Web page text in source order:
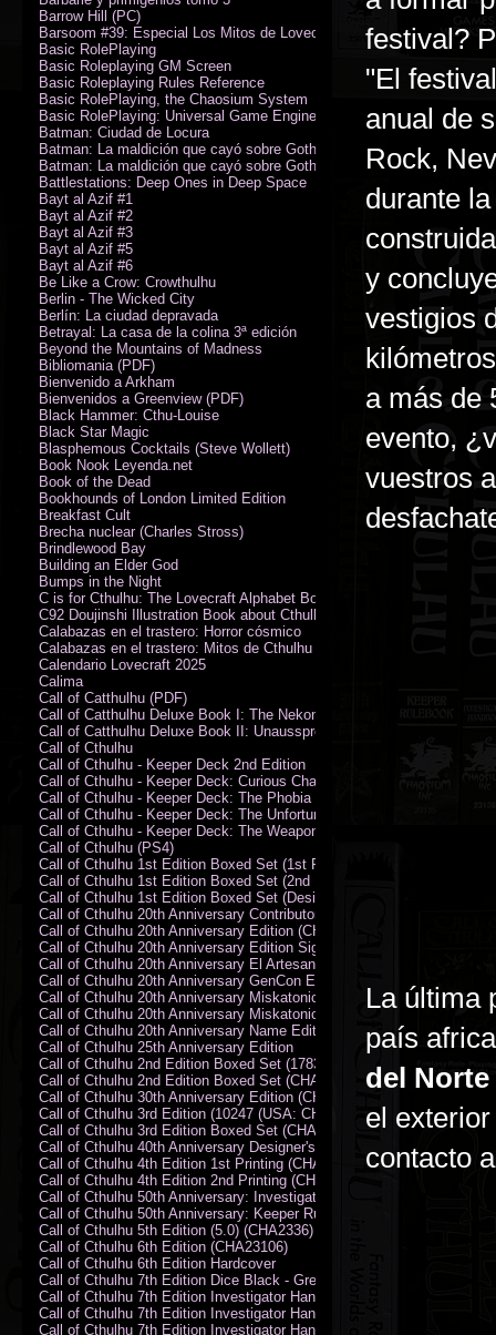
festival?
"El
anual de
Rock,
durante
y
vestigios
a más de
evento,
vuestros
La última
país
del
el
contacto
Barrow Hill (PC)
Barsoom #39: Especial Los Mitos de Lovecraft
Basic RolePlaying
Basic Roleplaying GM Screen
Basic Roleplaying Rules Reference
Basic RolePlaying, the Chaosium System
Basic RolePlaying: Universal Game Engine (PDF)
Batman: Ciudad de Locura
Batman: La maldición que cayó sobre Gotham
Batman: La maldición que cayó sobre Gotham
Battlestations: Deep Ones in Deep Space
Bayt al Azif #1
Bayt al Azif #2
Bayt al Azif #3
Bayt al Azif #5
Bayt al Azif #6
Be Like a Crow: Crowthulhu
Berlin - The Wicked City
Berlín: La ciudad depravada
Betrayal: La casa de la colina 3ª edición
Beyond the Mountains of Madness
Bibliomania (PDF)
Bienvenido a Arkham
Bienvenidos a Greenview (PDF)
Black Hammer: Cthu-Louise
Black Star Magic
Blasphemous Cocktails (Steve Wollett)
Book Nook Leyenda.net
Book of the Dead
Bookhounds of London Limited Edition
Breakfast Cult
Brecha nuclear (Charles Stross)
Brindlewood Bay
Building an Elder God
Bumps in the Night
C is for Cthulhu: The Lovecraft Alphabet Board Book
C92 Doujinshi Illustration Book about Cthulhu Mythos
Calabazas en el trastero: Horror cósmico
Calabazas en el trastero: Mitos de Cthulhu
Calendario Lovecraft 2025
Calima
Call of Catthulhu (PDF)
Call of Catthulhu Deluxe Book I: The Nekonomikon
Call of Catthulhu Deluxe Book II: Unaussprechlichen Katzen
Call of Cthulhu
Call of Cthulhu - Keeper Deck 2nd Edition
Call of Cthulhu - Keeper Deck: Curious Charecter Deck
Call of Cthulhu - Keeper Deck: The Phobia Deck
Call of Cthulhu - Keeper Deck: The Unfortunate Events Deck
Call of Cthulhu - Keeper Deck: The Weapons and Artifacts Deck
Call of Cthulhu (PS4)
Call of Cthulhu 1st Edition Boxed Set (1st Printing) (CHA2009-X)
Call of Cthulhu 1st Edition Boxed Set (2nd Printing) (CHA2009-X)
Call of Cthulhu 1st Edition Boxed Set (Designer's Edition)
Call of Cthulhu 20th Anniversary Contributor Edition
Call of Cthulhu 20th Anniversary Edition (CHA2399)
Call of Cthulhu 20th Anniversary Edition Signed by Sandy Petersen
Call of Cthulhu 20th Anniversary El Artesano del Rey Edition
Call of Cthulhu 20th Anniversary GenCon Edition
Call of Cthulhu 20th Anniversary Miskatonic University Library Edition
Call of Cthulhu 20th Anniversary Miskatonic University Library Edition
Call of Cthulhu 20th Anniversary Name Edition
Call of Cthulhu 25th Anniversary Edition
Call of Cthulhu 2nd Edition Boxed Set (178301)
Call of Cthulhu 2nd Edition Boxed Set (CHA2301-X)
Call of Cthulhu 30th Anniversary Edition (CHA23126)
Call of Cthulhu 3rd Edition (10247 (USA: CHA2317-H))
Call of Cthulhu 3rd Edition Boxed Set (CHA2301-X)
Call of Cthulhu 40th Anniversary Designer's Edition 2009-DX
Call of Cthulhu 4th Edition 1st Printing (CHA2324)
Call of Cthulhu 4th Edition 2nd Printing (CHA2324)
Call of Cthulhu 50th Anniversary: Investigator Handbook (PDF)
Call of Cthulhu 50th Anniversary: Keeper Rulebook (PDF)
Call of Cthulhu 5th Edition (5.0) (CHA2336)
Call of Cthulhu 6th Edition (CHA23106)
Call of Cthulhu 6th Edition Hardcover
Call of Cthulhu 7th Edition Dice Black - Green
Call of Cthulhu 7th Edition Investigator Handbook (PDF)
Call of Cthulhu 7th Edition Investigator Handbook Backer Proof (PDF)
Call of Cthulhu 7th Edition Investigator Handbook Hardcover